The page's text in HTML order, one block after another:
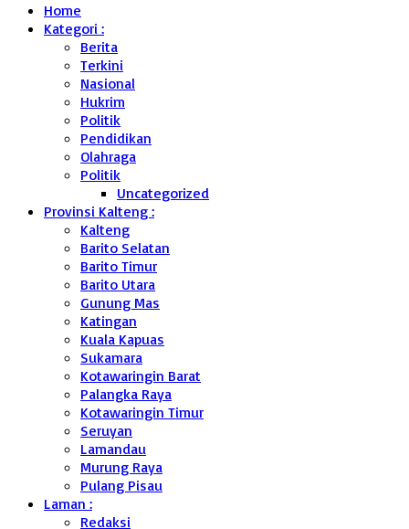
Home
Kategori :
Berita
Terkini
Nasional
Hukrim
Politik
Pendidikan
Olahraga
Politik
Uncategorized
Provinsi Kalteng :
Kalteng
Barito Selatan
Barito Timur
Barito Utara
Gunung Mas
Katingan
Kuala Kapuas
Sukamara
Kotawaringin Barat
Palangka Raya
Kotawaringin Timur
Seruyan
Lamandau
Murung Raya
Pulang Pisau
Laman :
Redaksi